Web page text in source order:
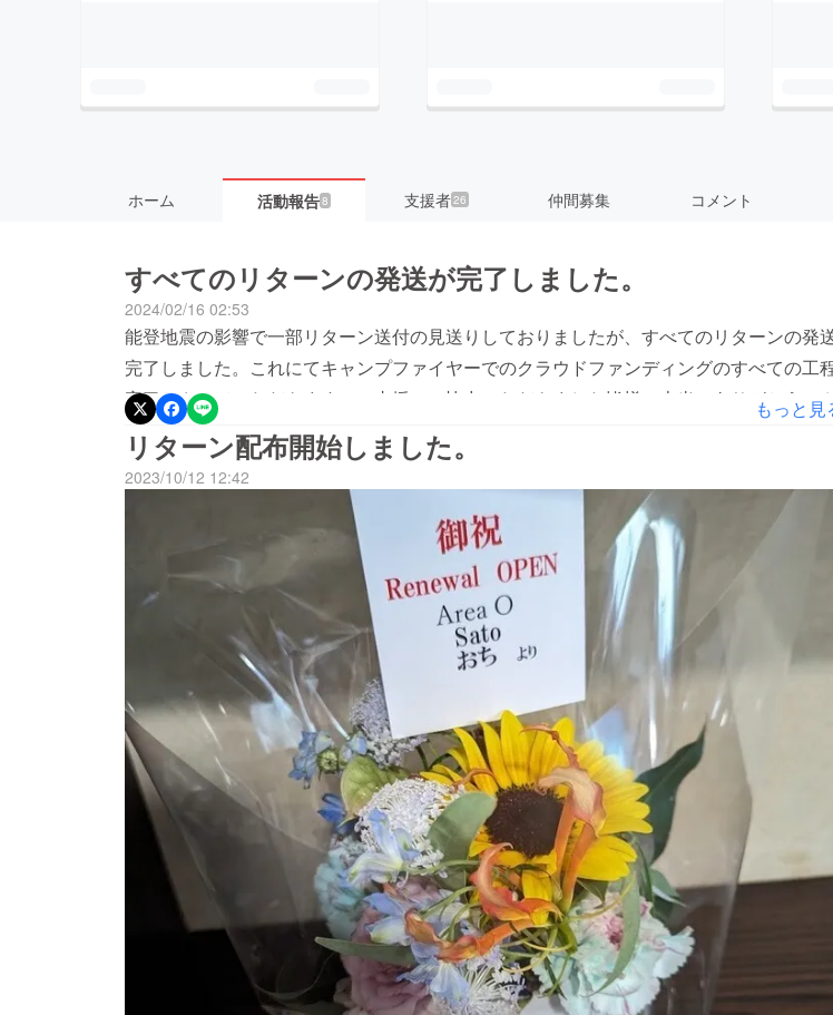
ホーム 活動報告8 支援者26 仲間募集 コメント
すべてのリターンの発送が完了しました。
2024/02/16 02:53
能登地震の影響で一部リターン送付の見送りしておりましたが、すべてのリターンの発
完了しました。これにてキャンプファイヤーでのクラウドファンディングのすべての工
完了とさせていただきます。ご支援・ご協力いただきました皆様、本当にありがとうご
ました。
もっと見
リターン配布開始しました。
2023/10/12 12:42